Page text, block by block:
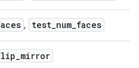
, test_num_faces
_mirror